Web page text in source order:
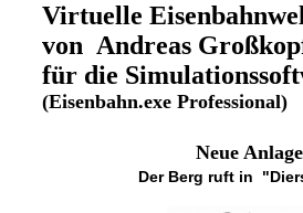
Virtuelle
von Andreas
für die
(Eisenbahn.exe Professional)
Neue
Der Berg ruft in "